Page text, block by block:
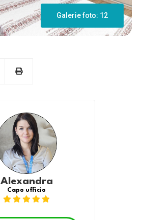
Galerie foto: 12
Alexandra
Capo ufficio